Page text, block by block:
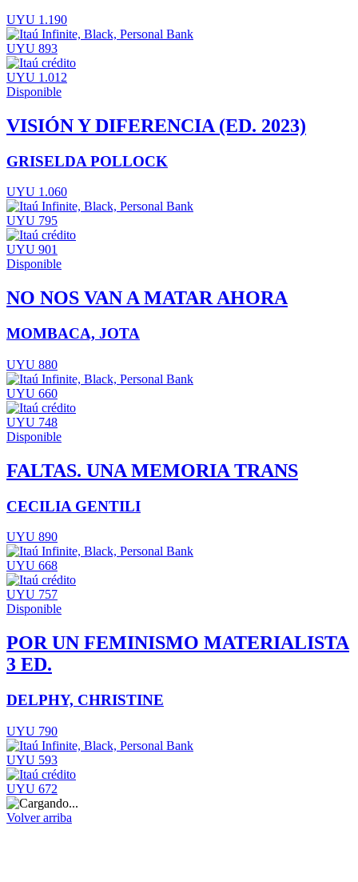
UYU 1.190
UYU 893
UYU 1.012
Disponible
VISIÓN Y DIFERENCIA (ED. 2023)
GRISELDA POLLOCK
UYU 1.060
UYU 795
UYU 901
Disponible
NO NOS VAN A MATAR AHORA
MOMBACA, JOTA
UYU 880
UYU 660
UYU 748
Disponible
FALTAS. UNA MEMORIA TRANS
CECILIA GENTILI
UYU 890
UYU 668
UYU 757
Disponible
POR UN FEMINISMO MATERIALISTA
3 ED.
DELPHY, CHRISTINE
UYU 790
UYU 593
UYU 672
Volver arriba